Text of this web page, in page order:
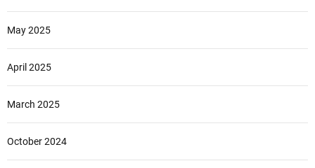
May 2025
April 2025
March 2025
October 2024